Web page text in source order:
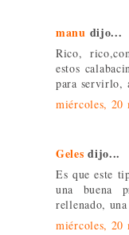
manu dijo...
Rico,
estos
para servirlo,
miércoles, 20
Geles dijo...
Es que este
una buena
rellenado,
miércoles, 20